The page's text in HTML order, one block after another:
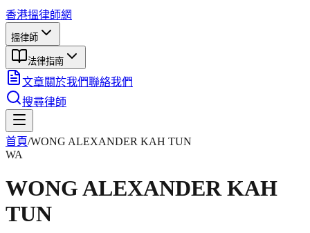
香港搵律師網
搵律師
法律指南
文章關於我們聯絡我們
搜尋律師
首頁/WONG ALEXANDER KAH TUN
WA
WONG ALEXANDER KAH
TUN